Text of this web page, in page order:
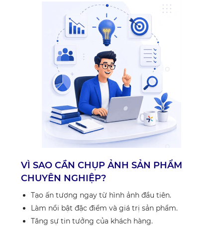
VÌ SAO CẦN CHỤP ẢNH SẢN PHẨM
CHUYÊN NGHIỆP?
Tạo ấn tượng ngay từ hình ảnh đầu tiên.
Làm nổi bật đặc điểm và giá trị sản phẩm.
Tăng sự tin tưởng của khách hàng.